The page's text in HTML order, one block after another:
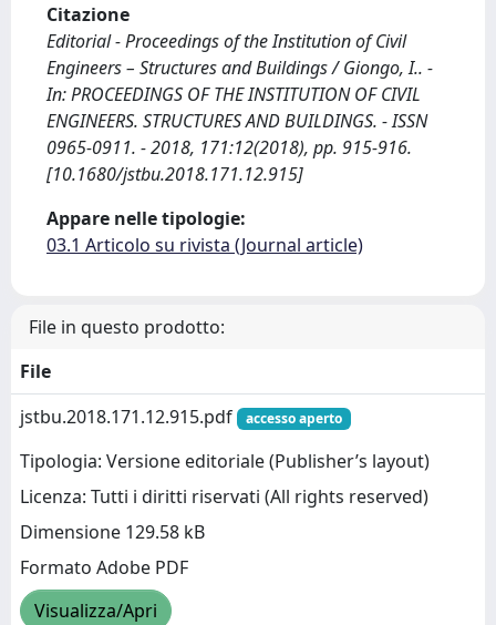
Citazione
Editorial - Proceedings of the Institution of Civil
Engineers – Structures and Buildings / Giongo, I.. -
In: PROCEEDINGS OF THE INSTITUTION OF CIVIL
ENGINEERS. STRUCTURES AND BUILDINGS. - ISSN
0965-0911. - 2018, 171:12(2018), pp. 915-916.
[10.1680/jstbu.2018.171.12.915]
Appare nelle tipologie:
03.1 Articolo su rivista (Journal article)
File in questo prodotto:
File
jstbu.2018.171.12.915.pdf
accesso aperto
Tipologia: Versione editoriale (Publisher’s layout)
Licenza: Tutti i diritti riservati (All rights reserved)
Dimensione 129.58 kB
Formato Adobe PDF
Visualizza/Apri